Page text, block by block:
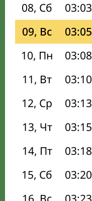
08, Сб
03:03
09, Вс
03:05
10, Пн
03:08
11, Вт
03:10
12, Ср
03:13
13, Чт
03:15
14, Пт
03:18
15, Сб
03:20